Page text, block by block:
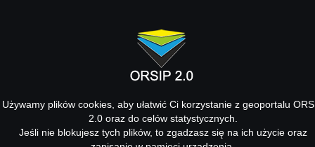
Używamy plików cookies, aby ułatwić Ci korzystanie z geoportalu
2.0 oraz do celów statystycznych.
Jeśli nie blokujesz tych plików, to zgadzasz się na ich użycie oraz